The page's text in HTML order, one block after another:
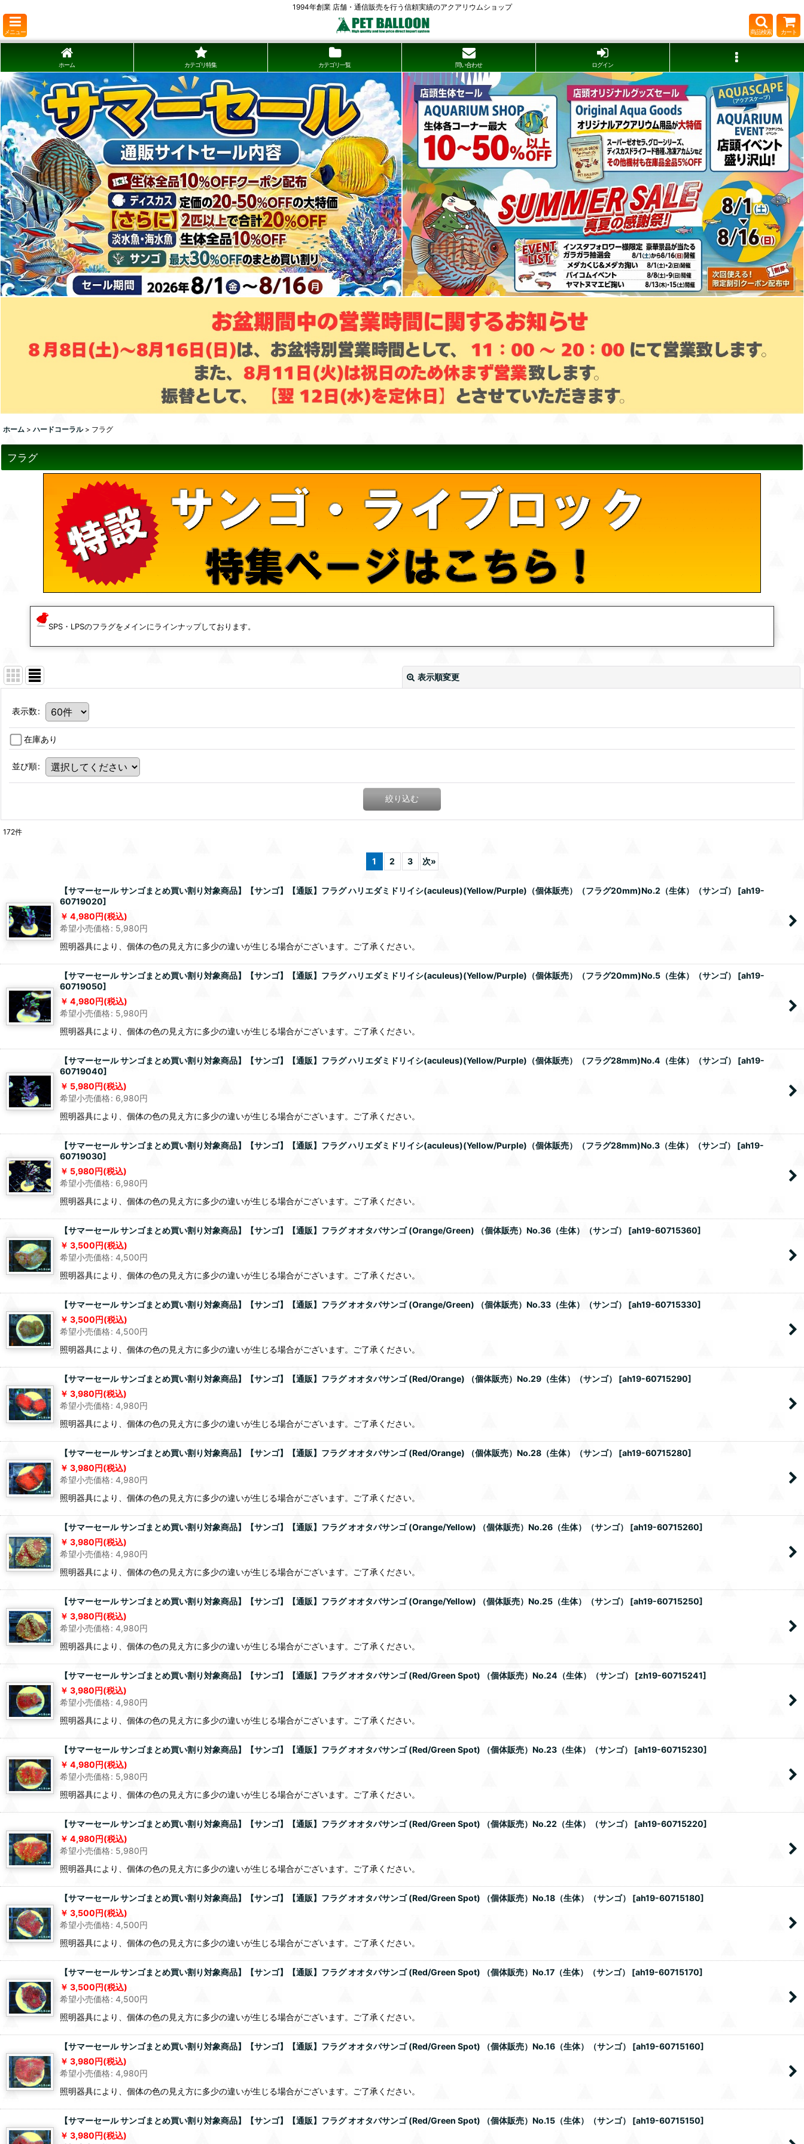
1994年創業 店舗・通信販売を行う信頼実績のアクアリウムショップ
メニュー 商品検索 カート
ホーム カテゴリ特集 カテゴリ一覧 問い合わせ ログイン
ホーム > ハードコーラル > フラグ
フラグ
SPS・LPSのフラグをメインにラインナップしております。
表示順変更
表示数:
在庫あり
並び順:
絞り込む
172件
1 2 3 次»
【サマーセール サンゴまとめ買い割り対象商品】【サンゴ】【通販】フラグ ハリエダミドリイシ(aculeus)(Yellow/Purple)（個体販売）（フラグ20mm)No.2（生体）（サンゴ） [ah19-
60719020]
4,980円(税込)
希望小売価格: 5,980円
照明器具により、個体の色の見え方に多少の違いが生じる場合がございます。ご了承ください。
【サマーセール サンゴまとめ買い割り対象商品】【サンゴ】【通販】フラグ ハリエダミドリイシ(aculeus)(Yellow/Purple)（個体販売）（フラグ20mm)No.5（生体）（サンゴ） [ah19-
60719050]
4,980円(税込)
希望小売価格: 5,980円
照明器具により、個体の色の見え方に多少の違いが生じる場合がございます。ご了承ください。
【サマーセール サンゴまとめ買い割り対象商品】【サンゴ】【通販】フラグ ハリエダミドリイシ(aculeus)(Yellow/Purple)（個体販売）（フラグ28mm)No.4（生体）（サンゴ） [ah19-
60719040]
5,980円(税込)
希望小売価格: 6,980円
照明器具により、個体の色の見え方に多少の違いが生じる場合がございます。ご了承ください。
【サマーセール サンゴまとめ買い割り対象商品】【サンゴ】【通販】フラグ ハリエダミドリイシ(aculeus)(Yellow/Purple)（個体販売）（フラグ28mm)No.3（生体）（サンゴ） [ah19-
60719030]
5,980円(税込)
希望小売価格: 6,980円
照明器具により、個体の色の見え方に多少の違いが生じる場合がございます。ご了承ください。
【サマーセール サンゴまとめ買い割り対象商品】【サンゴ】【通販】フラグ オオタバサンゴ (Orange/Green) （個体販売）No.36（生体）（サンゴ） [ah19-60715360]
3,500円(税込)
希望小売価格: 4,500円
照明器具により、個体の色の見え方に多少の違いが生じる場合がございます。ご了承ください。
【サマーセール サンゴまとめ買い割り対象商品】【サンゴ】【通販】フラグ オオタバサンゴ (Orange/Green) （個体販売）No.33（生体）（サンゴ） [ah19-60715330]
3,500円(税込)
希望小売価格: 4,500円
照明器具により、個体の色の見え方に多少の違いが生じる場合がございます。ご了承ください。
【サマーセール サンゴまとめ買い割り対象商品】【サンゴ】【通販】フラグ オオタバサンゴ (Red/Orange) （個体販売）No.29（生体）（サンゴ） [ah19-60715290]
3,980円(税込)
希望小売価格: 4,980円
照明器具により、個体の色の見え方に多少の違いが生じる場合がございます。ご了承ください。
【サマーセール サンゴまとめ買い割り対象商品】【サンゴ】【通販】フラグ オオタバサンゴ (Red/Orange) （個体販売）No.28（生体）（サンゴ） [ah19-60715280]
3,980円(税込)
希望小売価格: 4,980円
照明器具により、個体の色の見え方に多少の違いが生じる場合がございます。ご了承ください。
【サマーセール サンゴまとめ買い割り対象商品】【サンゴ】【通販】フラグ オオタバサンゴ (Orange/Yellow) （個体販売）No.26（生体）（サンゴ） [ah19-60715260]
3,980円(税込)
希望小売価格: 4,980円
照明器具により、個体の色の見え方に多少の違いが生じる場合がございます。ご了承ください。
【サマーセール サンゴまとめ買い割り対象商品】【サンゴ】【通販】フラグ オオタバサンゴ (Orange/Yellow) （個体販売）No.25（生体）（サンゴ） [ah19-60715250]
3,980円(税込)
希望小売価格: 4,980円
照明器具により、個体の色の見え方に多少の違いが生じる場合がございます。ご了承ください。
【サマーセール サンゴまとめ買い割り対象商品】【サンゴ】【通販】フラグ オオタバサンゴ (Red/Green Spot) （個体販売）No.24（生体）（サンゴ） [zh19-60715241]
3,980円(税込)
希望小売価格: 4,980円
照明器具により、個体の色の見え方に多少の違いが生じる場合がございます。ご了承ください。
【サマーセール サンゴまとめ買い割り対象商品】【サンゴ】【通販】フラグ オオタバサンゴ (Red/Green Spot) （個体販売）No.23（生体）（サンゴ） [ah19-60715230]
4,980円(税込)
希望小売価格: 5,980円
照明器具により、個体の色の見え方に多少の違いが生じる場合がございます。ご了承ください。
【サマーセール サンゴまとめ買い割り対象商品】【サンゴ】【通販】フラグ オオタバサンゴ (Red/Green Spot) （個体販売）No.22（生体）（サンゴ） [ah19-60715220]
4,980円(税込)
希望小売価格: 5,980円
照明器具により、個体の色の見え方に多少の違いが生じる場合がございます。ご了承ください。
【サマーセール サンゴまとめ買い割り対象商品】【サンゴ】【通販】フラグ オオタバサンゴ (Red/Green Spot) （個体販売）No.18（生体）（サンゴ） [ah19-60715180]
3,500円(税込)
希望小売価格: 4,500円
照明器具により、個体の色の見え方に多少の違いが生じる場合がございます。ご了承ください。
【サマーセール サンゴまとめ買い割り対象商品】【サンゴ】【通販】フラグ オオタバサンゴ (Red/Green Spot) （個体販売）No.17（生体）（サンゴ） [ah19-60715170]
3,500円(税込)
希望小売価格: 4,500円
照明器具により、個体の色の見え方に多少の違いが生じる場合がございます。ご了承ください。
【サマーセール サンゴまとめ買い割り対象商品】【サンゴ】【通販】フラグ オオタバサンゴ (Red/Green Spot) （個体販売）No.16（生体）（サンゴ） [ah19-60715160]
3,980円(税込)
希望小売価格: 4,980円
照明器具により、個体の色の見え方に多少の違いが生じる場合がございます。ご了承ください。
【サマーセール サンゴまとめ買い割り対象商品】【サンゴ】【通販】フラグ オオタバサンゴ (Red/Green Spot) （個体販売）No.15（生体）（サンゴ） [ah19-60715150]
3,980円(税込)